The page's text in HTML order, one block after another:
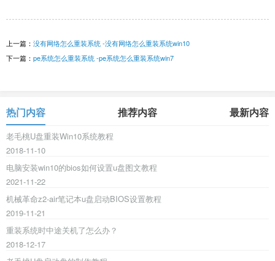
上一篇： 没有网络怎么重装系统 -没有网络怎么重装系统win10
下一篇： pe系统怎么重装系统 -pe系统怎么重装系统win7
热门内容 推荐内容 最新内容
老毛桃U盘重装Win10系统教程
2018-11-10
电脑安装win10的bios如何设置u盘图文教程
2021-11-22
机械革命z2-air笔记本u盘启动BIOS设置教程
2019-11-21
重装系统时中途关机了怎么办？
2018-12-17